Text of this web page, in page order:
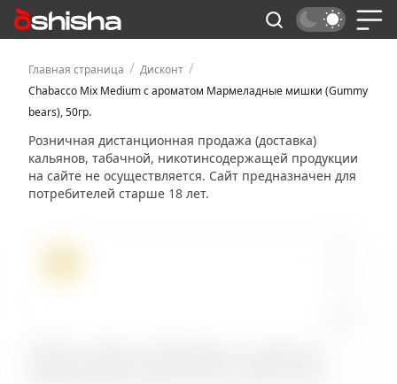
Главная страница / Дисконт /
Chabacco Mix Medium с ароматом Мармеладные мишки (Gummy
bears), 50гр.
Розничная дистанционная продажа (доставка)
кальянов, табачной, никотинсодержащей продукции
на сайте не осуществляется. Сайт предназначен для
потребителей старше 18 лет.